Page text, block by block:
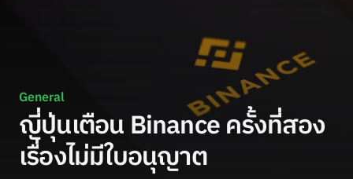
General
ญี่ปุ่นเตือน Binance ครั้งที่สอง
เรื่องไม่มีใบอนุญาต